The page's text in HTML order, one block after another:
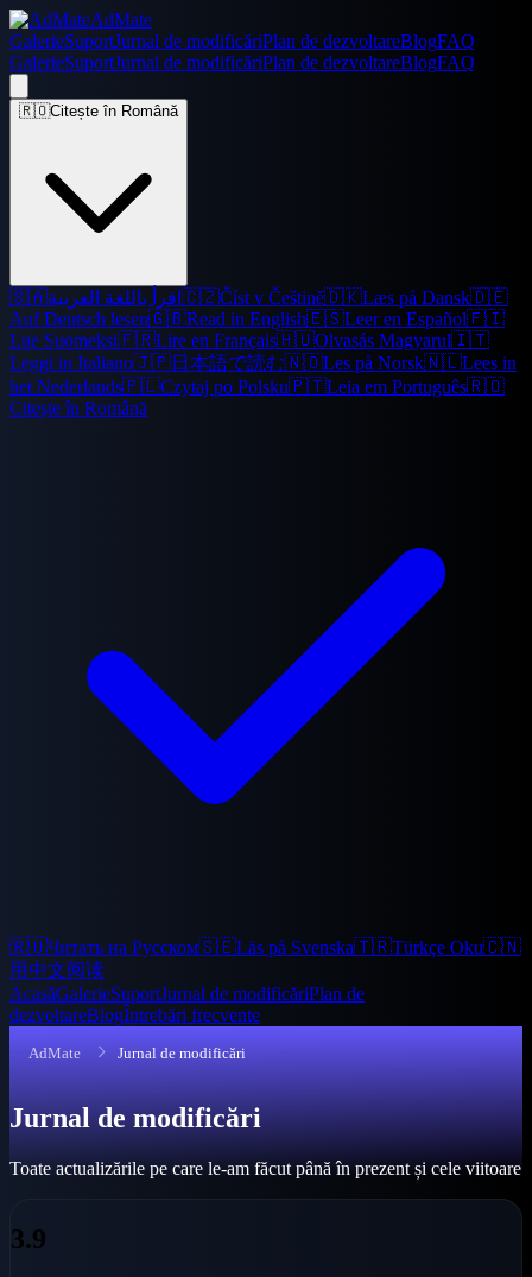
AdMate
GalerieSuportJurnal de modificăriPlan de dezvoltareBlogFAQ
GalerieSuportJurnal de modificăriPlan de dezvoltareBlogFAQ
🇷🇴Citește în Română
🇸🇦اقرأ باللغة العربية 🇨🇿Číst v Češtině🇩🇰Læs på Dansk🇩🇪
Auf Deutsch lesen🇬🇧Read in English🇪🇸Leer en Español🇫🇮
Lue Suomeksi🇫🇷Lire en Français🇭🇺Olvasás Magyarul🇮🇹
Leggi in Italiano🇯🇵日本語で読む🇳🇴Les på Norsk🇳🇱Lees in
het Nederlands🇵🇱Czytaj po Polsku🇵🇹Leia em Português🇷🇴
Citește în Română
🇷🇺Читать на Русском🇸🇪Läs på Svenska🇹🇷Türkçe Oku🇨🇳
用中文阅读
AcasăGalerieSuportJurnal de modificăriPlan de
dezvoltareBlogÎntrebări frecvente
AdMate Jurnal de modificări
Jurnal de modificări
Toate actualizările pe care le-am făcut până în prezent și cele viitoare
3.9